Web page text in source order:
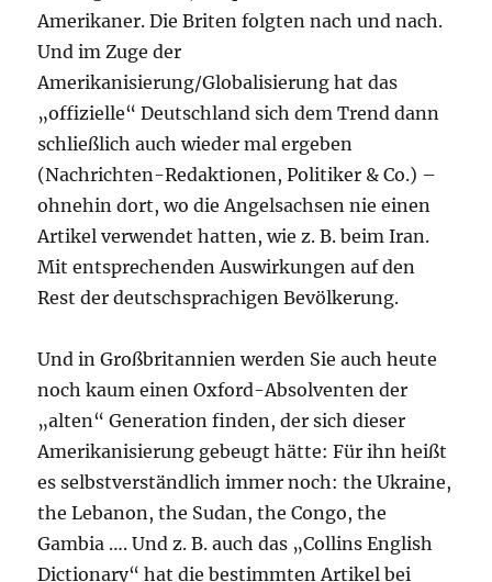
Amerikaner. Die Briten folgten nach und nach.
Und im Zuge der
Amerikanisierung/Globalisierung hat das
„offizielle“ Deutschland sich dem Trend dann
schließlich auch wieder mal ergeben
(Nachrichten-Redaktionen, Politiker & Co.) –
ohnehin dort, wo die Angelsachsen nie einen
Artikel verwendet hatten, wie z. B. beim Iran.
Mit entsprechenden Auswirkungen auf den
Rest der deutschsprachigen Bevölkerung.
Und in Großbritannien werden Sie auch heute
noch kaum einen Oxford-Absolventen der
„alten“ Generation finden, der sich dieser
Amerikanisierung gebeugt hätte: Für ihn heißt
es selbstverständlich immer noch: the Ukraine,
the Lebanon, the Sudan, the Congo, the
Gambia …. Und z. B. auch das „Collins English
Dictionary“ hat die bestimmten Artikel bei